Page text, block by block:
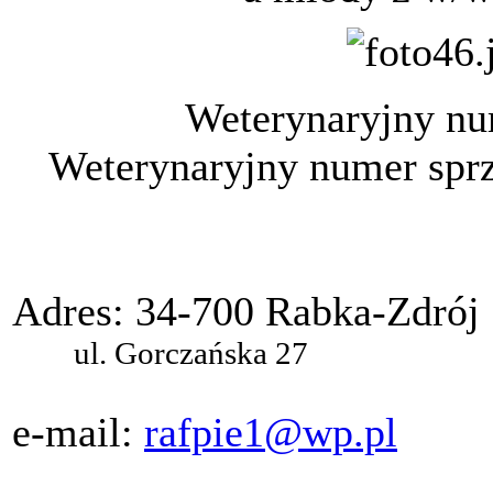
Weterynaryjny
Weterynaryjny numer
Adres: 34-700 Rabka-Zdrój
ul. Gorczańska 27
e-mail: rafpie1@wp.pl